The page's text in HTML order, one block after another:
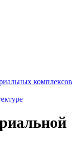
комплексов